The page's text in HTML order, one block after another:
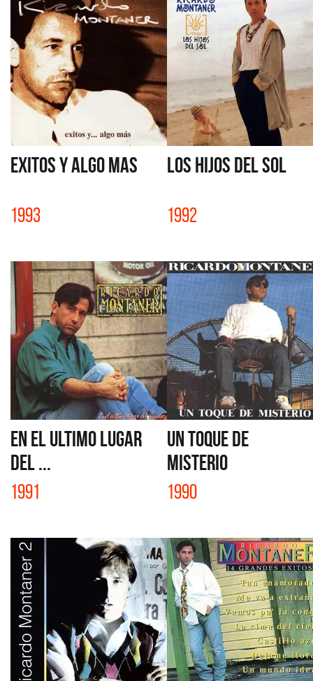
EXITOS Y ALGO MAS
1993
LOS HIJOS DEL SOL
1992
EN EL ULTIMO LUGAR
DEL ...
1991
UN TOQUE DE
MISTERIO
1990